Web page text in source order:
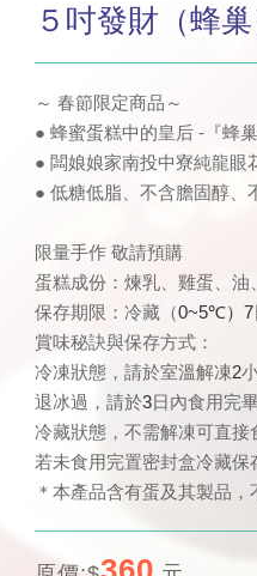
５吋發財（蜂
～ 春節限定商品～
● 蜂蜜蛋糕中的皇后 -『蜂巢
● 闆娘娘家南投中寮純龍眼
● 低糖低脂、不含膽固醇、
限量手作 敬請預購
蛋糕成份：煉乳、雞蛋、
保存期限：冷藏（0~5℃）7
賞味秘訣與保存方式：
冷凍狀態，請於室溫解凍2
退冰過，請於3日內食用完畢
冷藏狀態，不需解凍可直接
若未食用完置密封盒冷藏保
＊本產品含有蛋及其製品，